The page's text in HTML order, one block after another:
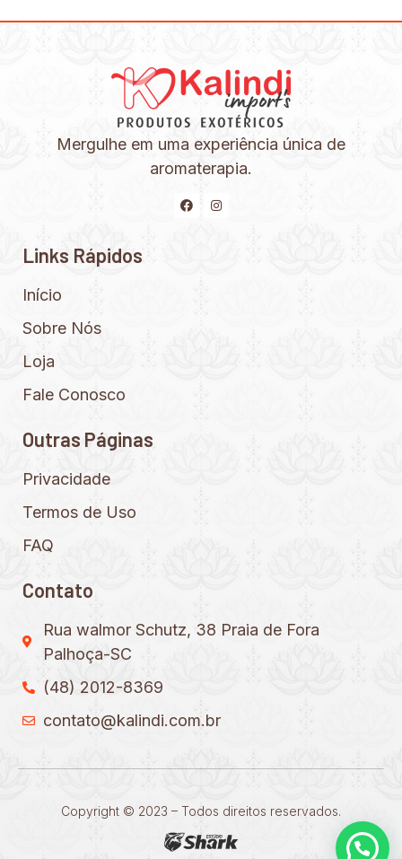
Mergulhe em uma experiência única de
aromaterapia.
Links Rápidos
Início
Sobre Nós
Loja
Fale Conosco
Outras Páginas
Privacidade
Termos de Uso
FAQ
Contato
Rua walmor Schutz, 38 Praia de Fora
Palhoça-SC
(48) 2012-8369
contato@kalindi.com.br
Copyright © 2023 – Todos direitos reservados.